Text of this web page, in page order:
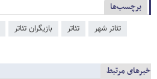
برچسب‌ها
تئاتر شهر تئاتر بازیگران تئاتر
خبرهای مرتبط